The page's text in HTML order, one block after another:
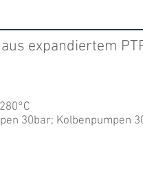
expandiertem
30bar; Kolbenpumpen